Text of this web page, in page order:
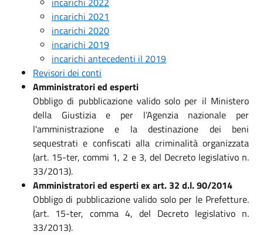
incarichi 2021
incarichi 2020
incarichi 2019
incarichi antecedenti il 2019
Revisori dei conti
Amministratori ed esperti
Obbligo di pubblicazione valido solo per il Ministero
della Giustizia e per l’Agenzia nazionale per
l'amministrazione e la destinazione dei beni
sequestrati e confiscati alla criminalità organizzata
(art. 15-ter, commi 1, 2 e 3, del Decreto legislativo n.
33/2013).
Amministratori ed esperti ex art. 32 d.l. 90/2014
Obbligo di pubblicazione valido solo per le Prefetture.
(art. 15-ter, comma 4, del Decreto legislativo n.
33/2013).